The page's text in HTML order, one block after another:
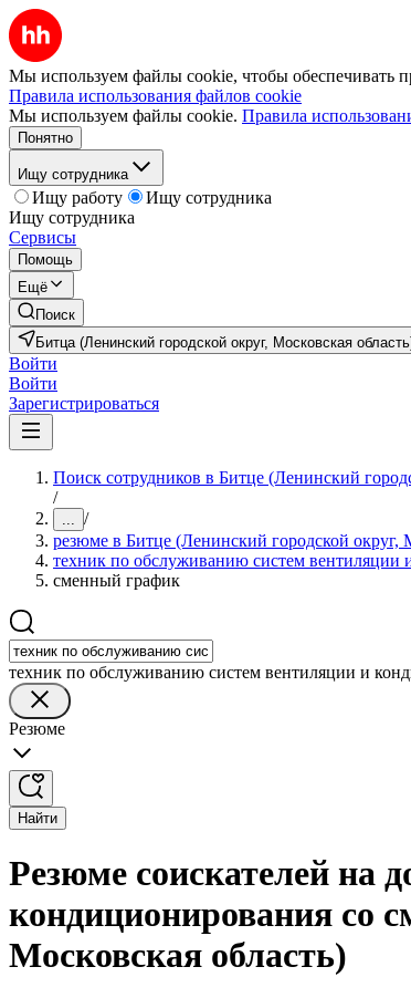
Мы используем файлы cookie, чтобы обеспечивать
Правила использования файлов cookie
Мы используем файлы cookie. Правила
Понятно
Ищу сотрудника
Ищу работу
Ищу сотрудника
Ищу сотрудника
Сервисы
Помощь
Ещё
Поиск
Битца (Ленинский городской округ, Московская
Войти
Войти
Зарегистрироваться
Поиск сотрудников в Битце (Ленинский
/
... /
резюме в Битце (Ленинский городской округ,
техник по обслуживанию систем вентиляции
сменный график
техник по обслуживанию систем вентиляции и
Резюме
Найти
Резюме соискателей на
кондиционирования со
Московская область)